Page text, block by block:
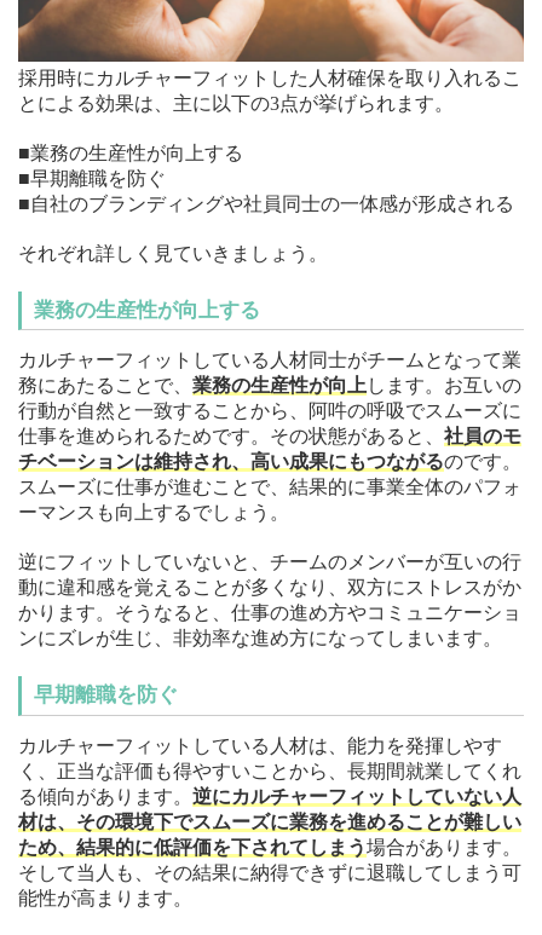
採用時にカルチャーフィットした人材確保を取り入れるこ
とによる効果は、主に以下の3点が挙げられます。
■業務の生産性が向上する
■早期離職を防ぐ
■自社のブランディングや社員同士の一体感が形成される
それぞれ詳しく見ていきましょう。
業務の生産性が向上する
カルチャーフィットしている人材同士がチームとなって業
務にあたることで、 業務の生産性が向上 します。お互いの
行動が自然と一致することから、阿吽の呼吸でスムーズに
仕事を進められるためです。その状態があると、 社員のモ
チベーションは維持され、高い成果にもつながるのです。
スムーズに仕事が進むことで、結果的に事業全体のパフォ
ーマンスも向上するでしょう。
逆にフィットしていないと、チームのメンバーが互いの行
動に違和感を覚えることが多くなり、双方にストレスがか
かります。そうなると、仕事の進め方やコミュニケーショ
ンにズレが生じ、非効率な進め方になってしまいます。
早期離職を防ぐ
カルチャーフィットしている人材は、能力を発揮しやす
く、正当な評価も得やすいことから、長期間就業してくれ
る傾向があります。 逆にカルチャーフィットしていない人
材は、その環境下でスムーズに業務を進めることが難しい
ため、結果的に低評価を下されてしまう場合があります。
そして当人も、その結果に納得できずに退職してしまう可
能性が高まります。